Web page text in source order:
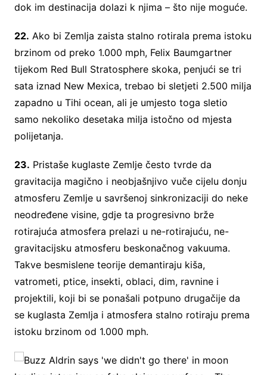
dok im destinacija dolazi k njima – što nije moguće.
22. Ako bi Zemlja zaista stalno rotirala prema istoku
brzinom od preko 1.000 mph, Felix Baumgartner
tijekom Red Bull Stratosphere skoka, penjući se tri
sata iznad New Mexica, trebao bi sletjeti 2.500 milja
zapadno u Tihi ocean, ali je umjesto toga sletio
samo nekoliko desetaka milja istočno od mjesta
polijetanja.
23. Pristaše kuglaste Zemlje često tvrde da
gravitacija magično i neobjašnjivo vuče cijelu donju
atmosferu Zemlje u savršenoj sinkronizaciji do neke
neodređene visine, gdje ta progresivno brže
rotirajuća atmosfera prelazi u ne-rotirajuću, ne-
gravitacijsku atmosferu beskonačnog vakuuma.
Takve besmislene teorije demantiraju kiša,
vatrometi, ptice, insekti, oblaci, dim, ravnine i
projektili, koji bi se ponašali potpuno drugačije da
se kuglasta Zemlja i atmosfera stalno rotiraju prema
istoku brzinom od 1.000 mph.